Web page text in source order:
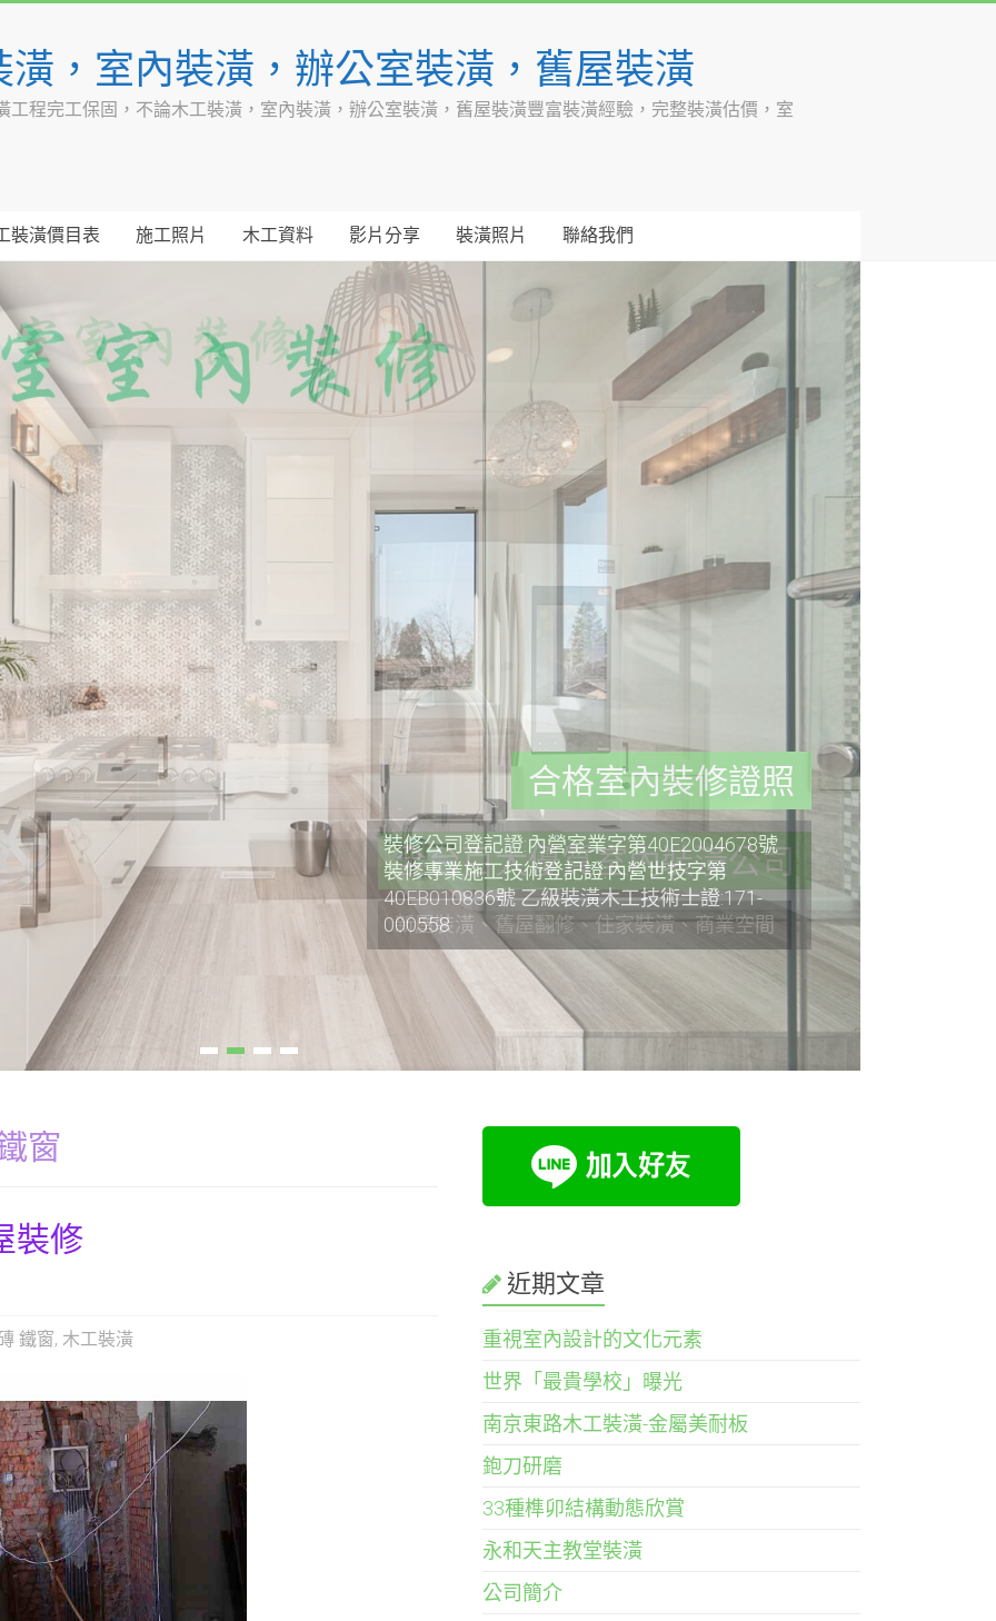
，室內裝潢，辦公室裝潢，舊屋裝潢
程完工保固，不論木工裝潢，室內裝潢，辦公室裝潢，舊屋裝潢豐富裝潢經驗，完整裝潢估價，室
裝潢價目表 施工照片 木工資料 影片分享 裝潢照片 聯絡我們
合格室內裝修證照
裝修公司登記證:內營室業字第40E2004678號
裝修專業施工技術登記證:內營世技字第
40EB010836號 乙級裝潢木工技術士證:171-
000558
窗
裝修
鐵窗, 木工裝潢
近期文章
重視室內設計的文化元素
世界「最貴學校」曝光
南京東路木工裝潢-金屬美耐板
鉋刀研磨
33種榫卯結構動態欣賞
永和天主教堂裝潢
公司簡介